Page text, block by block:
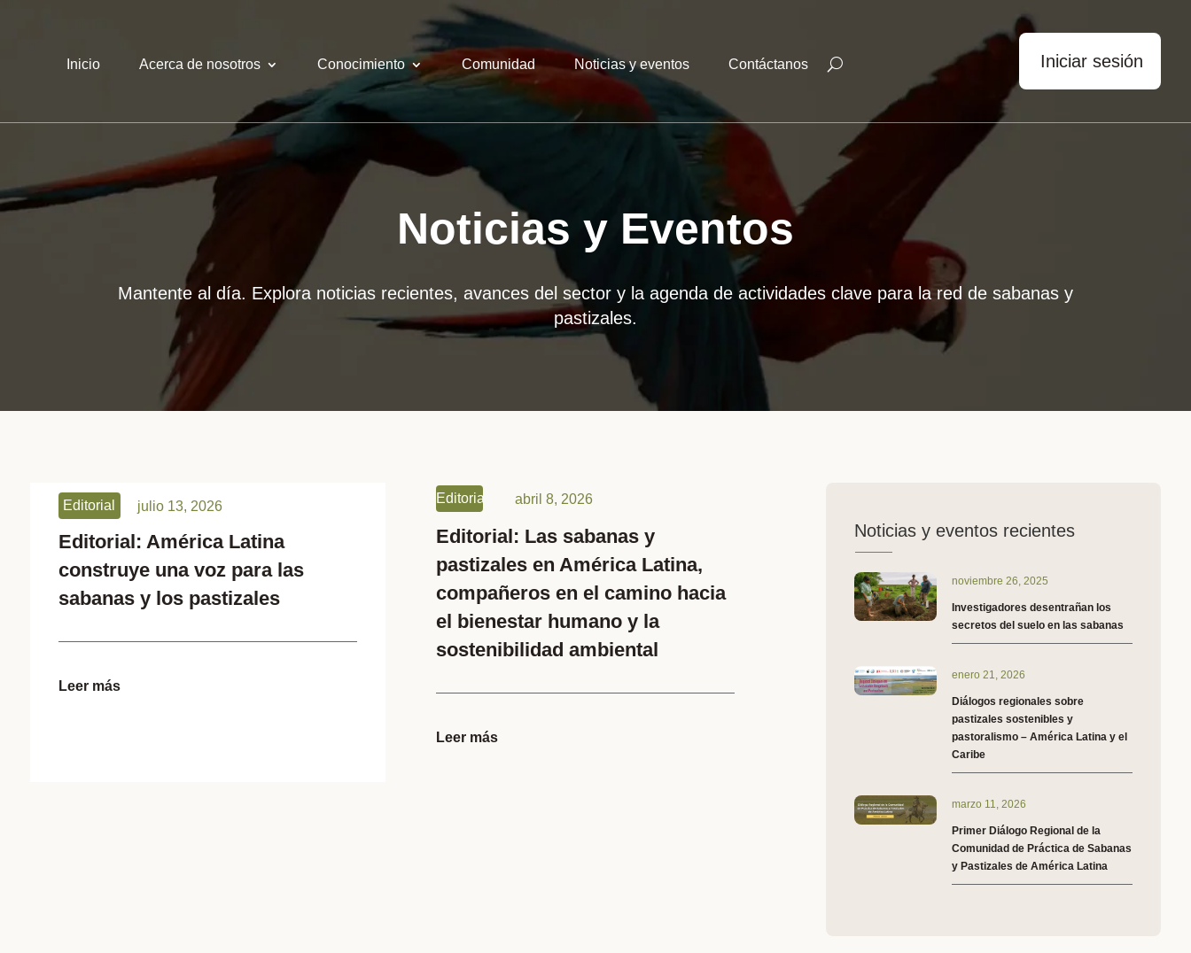
Inicio Acerca de nosotros Conocimiento Comunidad Noticias y eventos Contáctanos Iniciar sesión
Noticias y Eventos
Mantente al día. Explora noticias recientes, avances del sector y la agenda de actividades clave para la red de sabanas y
pastizales.
Editorial julio 13, 2026
Editorial: América Latina
construye una voz para las
sabanas y los pastizales
Leer más
Editorial abril 8, 2026
Editorial: Las sabanas y
pastizales en América Latina,
compañeros en el camino hacia
el bienestar humano y la
sostenibilidad ambiental
Leer más
Noticias y eventos recientes
noviembre 26, 2025
Investigadores desentrañan los
secretos del suelo en las sabanas
enero 21, 2026
Diálogos regionales sobre
pastizales sostenibles y
pastoralismo – América Latina y el
Caribe
marzo 11, 2026
Primer Diálogo Regional de la
Comunidad de Práctica de Sabanas
y Pastizales de América Latina